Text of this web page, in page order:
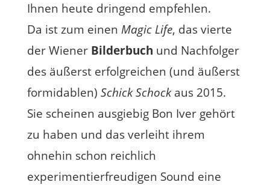
Ihnen heute dringend empfehlen.
Da ist zum einen Magic Life, das vierte
der Wiener Bilderbuch und Nachfolger
des äußerst erfolgreichen (und äußerst
formidablen) Schick Schockaus 2015.
Sie scheinen ausgiebig Bon Iver gehört
zu haben und das verleiht ihrem
ohnehin schon reichlich
experimentierfreudigen Sound eine